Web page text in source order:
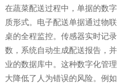
在蔬菜配送过程中，单据的数
质形式。电子配送单据通过物
桌的全程监控。传感器实时记
数，系统自动生成配送报告，
业的数据库中。这种数字化管
大降低了人为错误的风险。例